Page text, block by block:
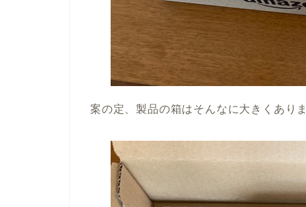
案の定、製品の箱はそんなに大きくあり